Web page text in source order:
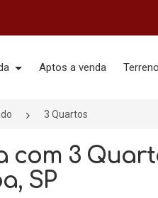
Aptos a venda
3 Quartos
com 3
SP